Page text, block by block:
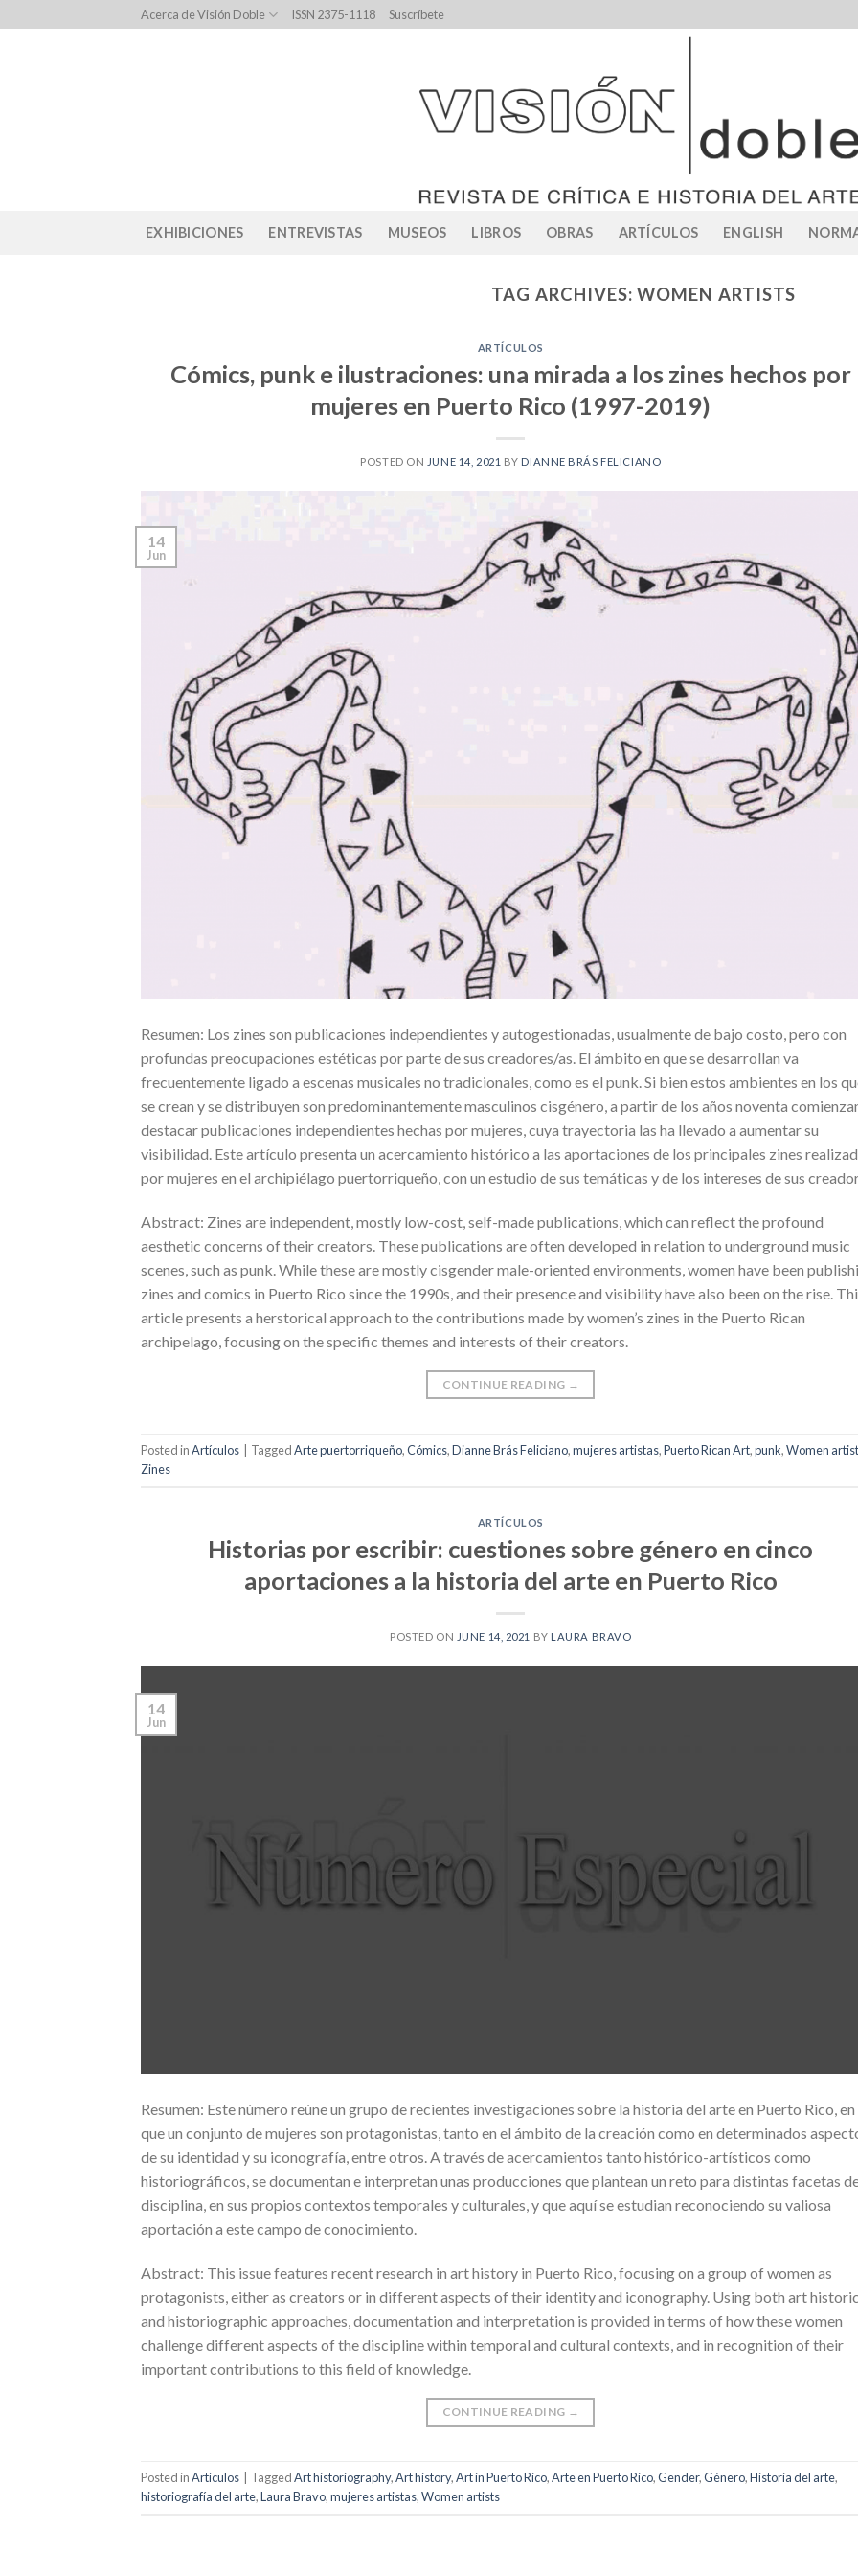
to
Acerca de Visión Doble ISSN 2375-1118 Suscríbete
EXHIBICIONES ENTREVISTAS MUSEOS LIBROS OBRAS ARTÍCULOS ENGLISH
TAG ARCHIVES:WOMEN ARTISTS
ARTÍCULOS
Cómics, punk e ilustraciones: una mirada a los zines hechos por
mujeres en Puerto Rico (1997-2019)
POSTED ON JUNE 14, 2021 BY DIANNE BRÁS FELICIANO
14
Jun
Resumen: Los zines son publicaciones independientes y autogestionadas, usualmente de bajo costo, pero con
profundas preocupaciones estéticas por parte de sus creadores/as. El ámbito en que se desarrollan va
frecuentemente ligado a escenas musicales no tradicionales, como es el punk. Si bien estos ambientes en los
se crean y se distribuyen son predominantemente masculinos cisgénero, a partir de los años noventa
destacar publicaciones independientes hechas por mujeres, cuya trayectoria las ha llevado a aumentar su
visibilidad. Este artículo presenta un acercamiento histórico a las aportaciones de los principales zines
por mujeres en el archipiélago puertorriqueño, con un estudio de sus temáticas y de los intereses de sus
Abstract: Zines are independent, mostly low-cost, self-made publications, which can reflect the profound
aesthetic concerns of their creators. These publications are often developed in relation to underground music
scenes, such as punk. While these are mostly cisgender male-oriented environments, women have been
zines and comics in Puerto Rico since the 1990s, and their presence and visibility have also been on the rise.
article presents a herstorical approach to the contributions made by women’s zines in the Puerto Rican
archipelago, focusing on the specific themes and interests of their creators.
CONTINUE READING →
Posted inArtículos TaggedArte puertorriqueño,Cómics,Dianne Brás Feliciano,mujeres artistas,Puerto Rican Art,punk,Women
Zines
ARTÍCULOS
Historias por escribir: cuestiones sobre género en cinco
aportaciones a la historia del arte en Puerto Rico
POSTED ON JUNE 14, 2021 BY LAURA BRAVO
14
Jun
Resumen: Este número reúne un grupo de recientes investigaciones sobre la historia del arte en Puerto Rico, en
que un conjunto de mujeres son protagonistas, tanto en el ámbito de la creación como en determinados
de su identidad y su iconografía, entre otros. A través de acercamientos tanto histórico-artísticos como
historiográficos, se documentan e interpretan unas producciones que plantean un reto para distintas facetas
disciplina, en sus propios contextos temporales y culturales, y que aquí se estudian reconociendo su valiosa
aportación a este campo de conocimiento.
Abstract: This issue features recent research in art history in Puerto Rico, focusing on a group of women as
protagonists, either as creators or in different aspects of their identity and iconography. Using both art
and historiographic approaches, documentation and interpretation is provided in terms of how these women
challenge different aspects of the discipline within temporal and cultural contexts, and in recognition of their
important contributions to this field of knowledge.
CONTINUE READING →
Posted inArtículos TaggedArt historiography,Art history,Art in Puerto Rico,Arte en Puerto Rico,Gender,Género,Historia del arte,
historiografía del arte,Laura Bravo,mujeres artistas,Women artists